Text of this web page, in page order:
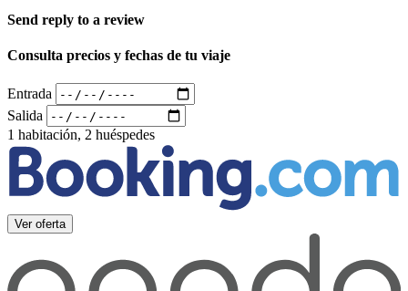
Send reply to a review
Consulta precios y fechas de tu viaje
Entrada
Salida
1 habitación, 2 huéspedes
Ver oferta